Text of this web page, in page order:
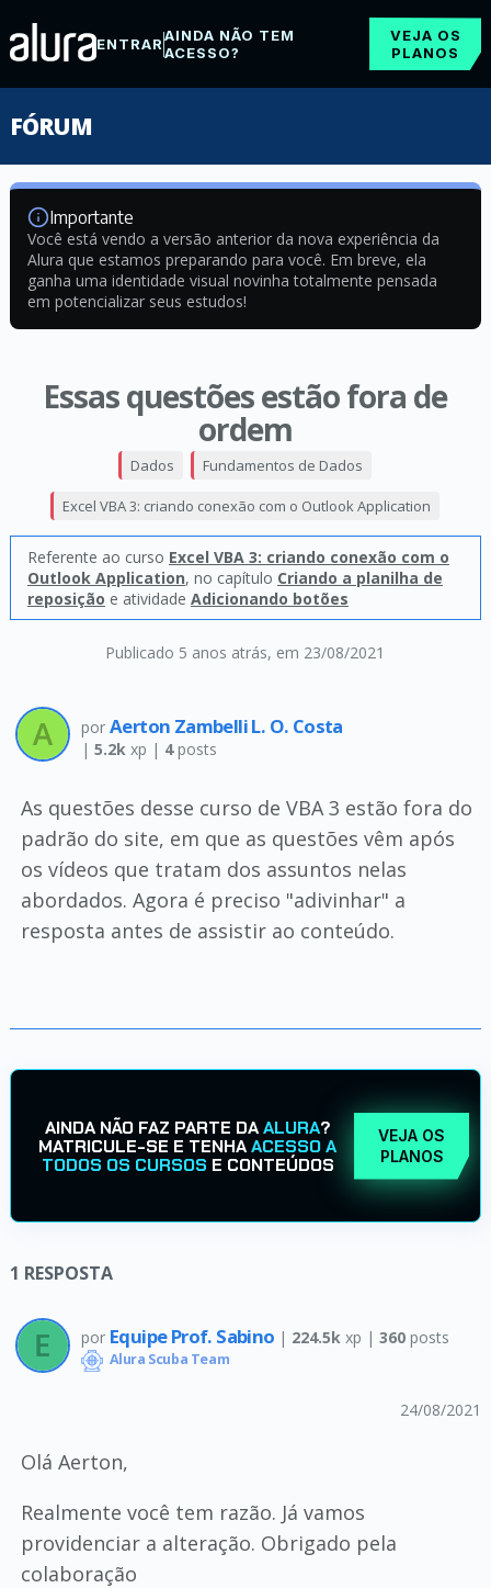
ENTRARAINDA NÃO TEM
ACESSO?
VEJA OS
PLANOS
FÓRUM
Importante
Você está vendo a versão anterior da nova experiência da
Alura que estamos preparando para você. Em breve, ela
ganha uma identidade visual novinha totalmente pensada
em potencializar seus estudos!
Essas questões estão fora de
ordem
Publicado 5 anos atrás, em 23/08/2021
Dados Fundamentos de Dados
Excel VBA 3: criando conexão com o Outlook Application
Referente ao curso Excel VBA 3: criando conexão com o
Outlook Application, no capítulo Criando a planilha de
reposição e atividade Adicionando botões
por Aerton Zambelli L. O. Costa
| 5.2kxp | 4posts
As questões desse curso de VBA 3 estão fora do
padrão do site, em que as questões vêm após
os vídeos que tratam dos assuntos nelas
abordados. Agora é preciso "adivinhar" a
resposta antes de assistir ao conteúdo.
AINDA NÃO FAZ PARTE DAALURA?
MATRICULE-SE E TENHAACESSO A
TODOS OS CURSOS E CONTEÚDOS
VEJA OS
PLANOS
1 RESPOSTA
por Equipe Prof. Sabino | 224.5k xp | 360posts
Alura Scuba Team
24/08/2021
Olá Aerton,
Realmente você tem razão. Já vamos
providenciar a alteração. Obrigado pela
colaboração